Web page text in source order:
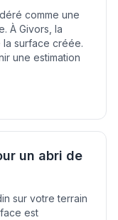
comme une
À Givors, la
surface créée.
une estimation
un abri de
sur votre terrain
est